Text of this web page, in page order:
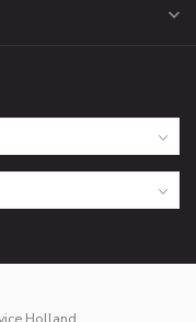
Holland